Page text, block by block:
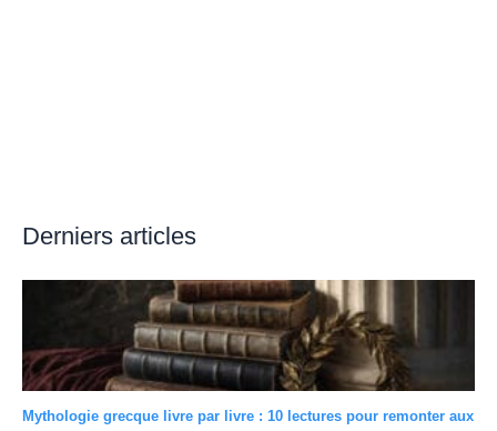
Derniers articles
Mythologie grecque livre par livre : 10 lectures pour remonter aux